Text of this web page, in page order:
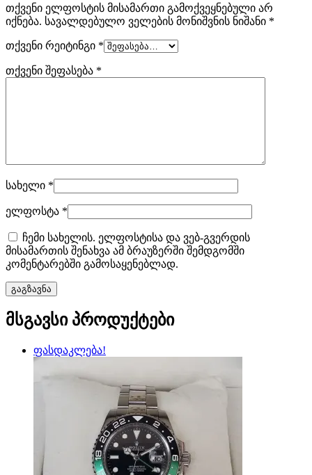
თქვენი ელფოსტის მისამართი გამოქვეყნებული არ
იქნება. სავალდებულო ველების მონიშვნის ნიშანი *
თქვენი რეიტინგი *
თქვენი შეფასება *
სახელი *
ელფოსტა *
ჩემი სახელის. ელფოსტისა და ვებ-გვერდის
მისამართის შენახვა ამ ბრაუზერში შემდგომში
კომენტარებში გამოსაყენებლად.
მსგავსი პროდუქტები
ფასდაკლება!